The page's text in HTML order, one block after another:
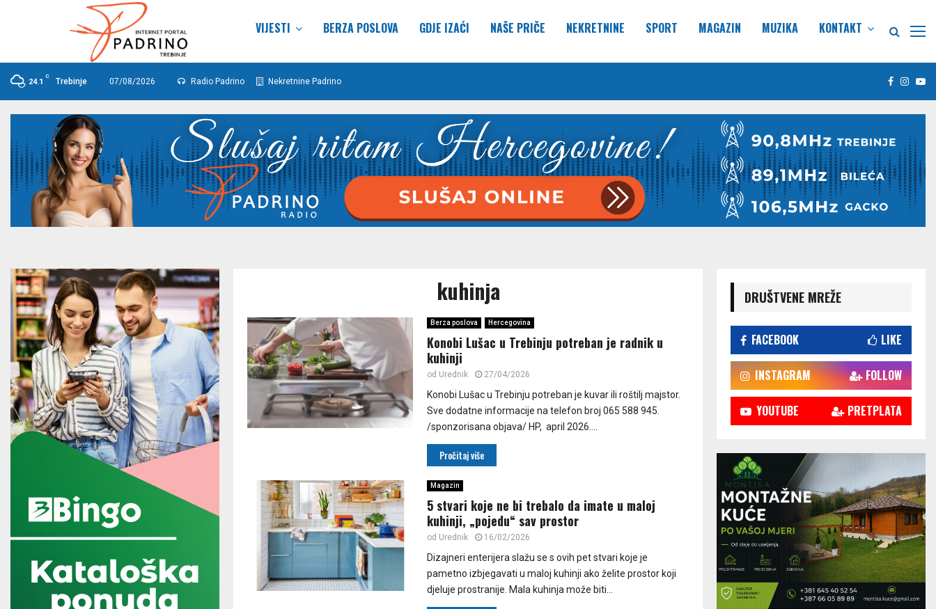
VIJESTI BERZA POSLOVA GDJE IZAĆI NAŠE PRIČE NEKRETNINE SPORT MAGAZIN MUZIKA KONTAKT
24.1
C
Trebinje 07/08/2026 Radio Padrino Nekretnine Padrino Facebook
kuhinja
Berza poslova Hercegovina
Konobi Lušac u Trebinju potreban je radnik u
kuhinji
od Urednik 27/04/2026
Konobi Lušac u Trebinju potreban je kuvar ili roštilj majstor.
Sve dodatne informacije na telefon broj 065 588 945.
/sponzorisana objava/ HP, april 2026....
Pročitaj više
Magazin
5 stvari koje ne bi trebalo da imate u maloj
kuhinji, „pojedu“ sav prostor
od Urednik 16/02/2026
Dizajneri enterijera slažu se s ovih pet stvari koje je
pametno izbjegavati u maloj kuhinji ako želite prostor koji
djeluje prostranije. Mala kuhinja može biti...
DRUŠTVENE MREŽE
FACEBOOK LIKE
INSTAGRAM FOLLOW
YOUTUBE PRETPLATA